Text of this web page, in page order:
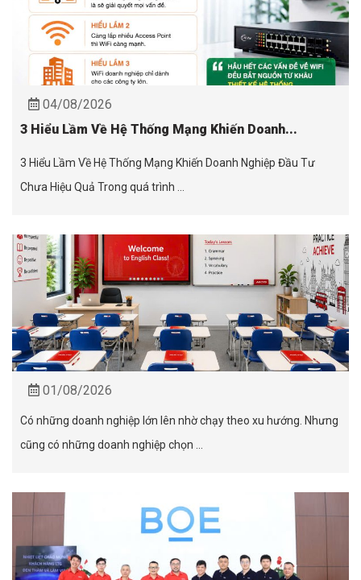
04/08/2026
3 Hiểu Lầm Về Hệ Thống Mạng Khiến Doanh...
3 Hiểu Lầm Về Hệ Thống Mạng Khiến Doanh Nghiệp Đầu Tư
Chưa Hiệu Quả Trong quá trình ...
01/08/2026
Có những doanh nghiệp lớn lên nhờ chạy theo xu hướng. Nhưng
cũng có những doanh nghiệp chọn ...